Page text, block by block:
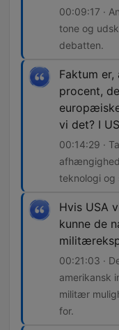
00:09:17 ·
tone og
debatten.
Faktum
procent,
vi det? I
00:14:29 ·
teknologi og
Hvis USA
kunne de
00:21:03 ·
amerikansk
militær
for.